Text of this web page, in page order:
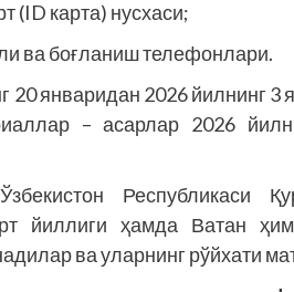
(ID карта) нусхаси;
ва боғланиш телефонлари.
20 январидан 2026 йилнинг 3
– асарлар 2026
Республикаси
йиллиги ҳамда Ватан
ва уларнинг рўйхати